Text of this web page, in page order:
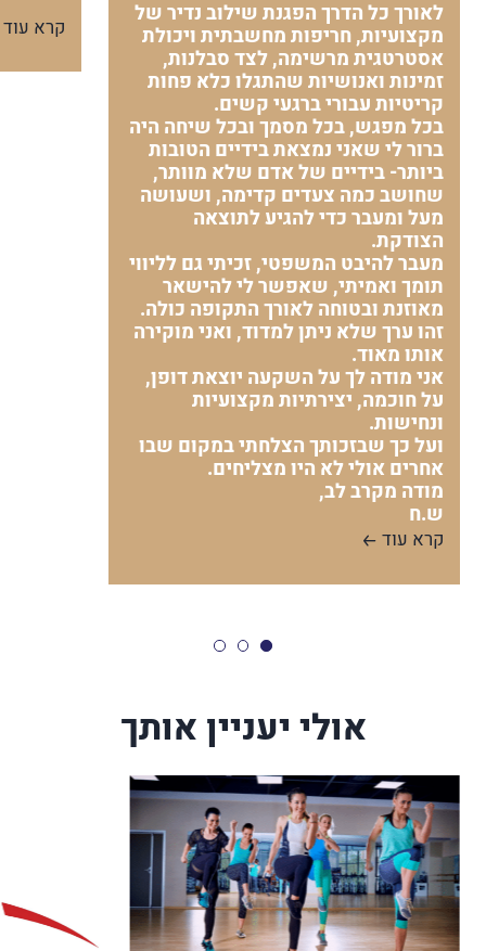
לאורך כל הדרך הפגנת שילוב נדיר של
מקצועיות, חריפות מחשבתית ויכולת
אסטרטגית מרשימה, לצד סבלנות,
זמינות ואנושיות שהתגלו כלא פחות
קריטיות עבורי ברגעי קשים.
בכל מפגש, בכל מסמך ובכל שיחה היה
ברור לי שאני נמצאת בידיים הטובות
ביותר- בידיים של אדם שלא מוותר,
שחושב כמה צעדים קדימה, ושעושה
מעל ומעבר כדי להגיע לתוצאה
הצודקת.
מעבר להיבט המשפטי, זכיתי גם לליווי
תומך ואמיתי, שאפשר לי להישאר
מאוזנת ובטוחה לאורך התקופה כולה.
זהו ערך שלא ניתן למדוד, ואני מוקירה
אותו מאוד.
אני מודה לך על השקעה יוצאת דופן,
על חוכמה, יצירתיות מקצועיות
ונחישות.
ועל כך שבזכותך הצלחתי במקום שבו
אחרים אולי לא היו מצליחים.
מודה מקרב לב,
ש.ח
קרא עוד
קרא עוד
אולי יעניין אותך